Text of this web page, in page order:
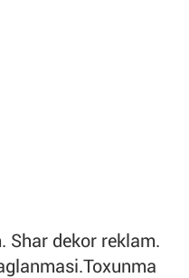
Shar dekor reklam.